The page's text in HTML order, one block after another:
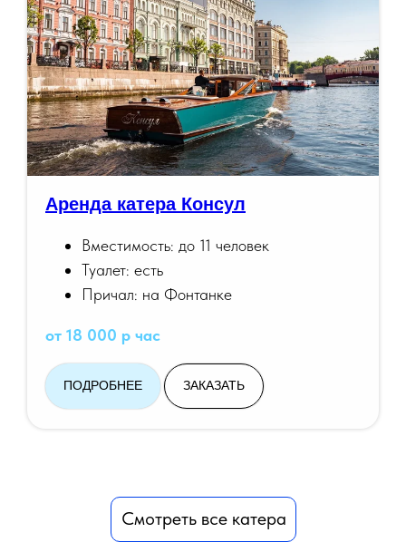
Аренда катера Консул
Вместимость: до 11 человек
Туалет: есть
Причал: на Фонтанке
от 18 000 р час
ПОДРОБНЕЕ ЗАКАЗАТЬ
Смотреть все катера